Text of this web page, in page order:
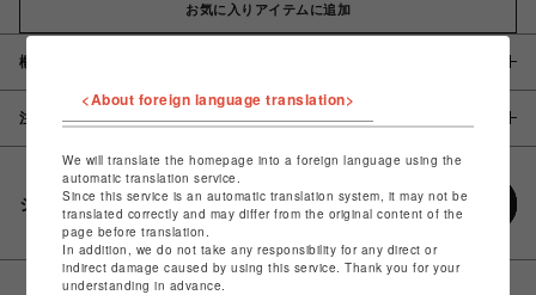
お気に入りアイテムに追加
概要
注意事項
シェアする
<About foreign language translation>
We will translate the homepage into a foreign language using the
automatic translation service.
Since this service is an automatic translation system, it may not be
translated correctly and may differ from the original content of the
page before translation.
In addition, we do not take any responsibility for any direct or
indirect damage caused by using this service. Thank you for your
understanding in advance.